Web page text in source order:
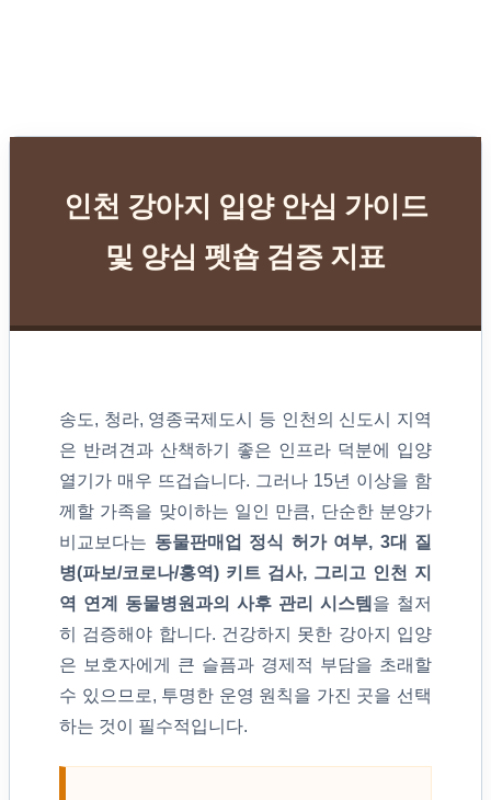
인천 강아지 입양 안심 가이드
및 양심 펫숍 검증 지표
송도, 청라, 영종국제도시 등 인천의 신도시 지역
은 반려견과 산책하기 좋은 인프라 덕분에 입양
열기가 매우 뜨겁습니다. 그러나 15년 이상을 함
께할 가족을 맞이하는 일인 만큼, 단순한 분양가
비교보다는 동물판매업 정식 허가 여부, 3대 질
병(파보/코로나/홍역) 키트 검사, 그리고 인천 지
역 연계 동물병원과의 사후 관리 시스템 을 철저
히 검증해야 합니다. 건강하지 못한 강아지 입양
은 보호자에게 큰 슬픔과 경제적 부담을 초래할
수 있으므로, 투명한 운영 원칙을 가진 곳을 선택
하는 것이 필수적입니다.